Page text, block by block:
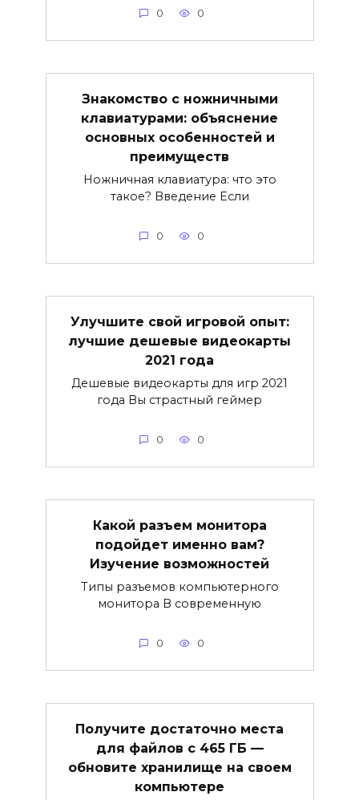
0 0
Знакомство с ножничными
клавиатурами: объяснение
основных особенностей и
преимуществ
Ножничная клавиатура: что это
такое? Введение Если
0 0
Улучшите свой игровой опыт:
лучшие дешевые видеокарты
2021 года
Дешевые видеокарты для игр 2021
года Вы страстный геймер
0 0
Какой разъем монитора
подойдет именно вам?
Изучение возможностей
Типы разъемов компьютерного
монитора В современную
0 0
Получите достаточно места
для файлов с 465 ГБ —
обновите хранилище на своем
компьютере